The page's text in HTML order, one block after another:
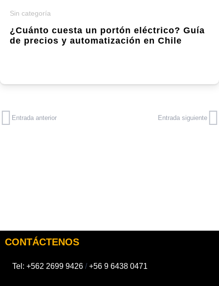
Sin categoría
¿Cuánto cuesta un portón eléctrico? Guía
de precios y automatización en Chile
Entrada anterior Entrada siguiente
CONTÁCTENOS
Tel: +562 2699 9426 / +56 9 6438 0471